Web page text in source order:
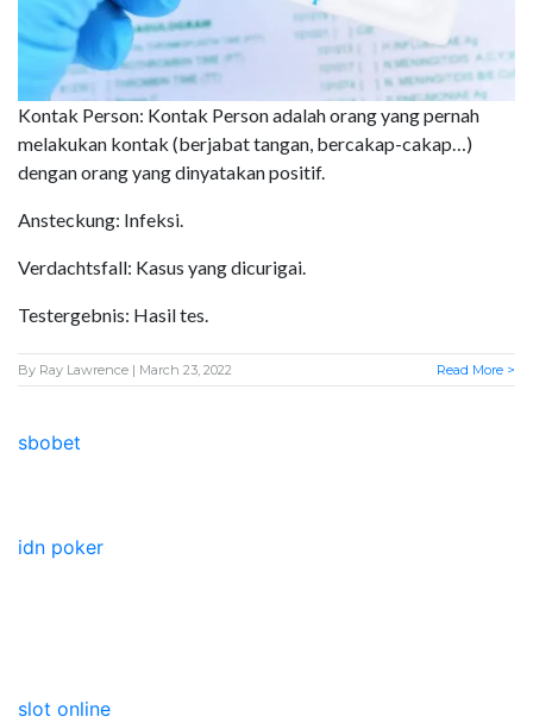
Kontak Person: Kontak Person adalah orang yang pernah
melakukan kontak (berjabat tangan, bercakap-cakap…)
dengan orang yang dinyatakan positif.
Ansteckung: Infeksi.
Verdachtsfall: Kasus yang dicurigai.
Testergebnis: Hasil tes.
By Ray Lawrence | March 23, 2022 Read More >
sbobet
idn poker
slot online